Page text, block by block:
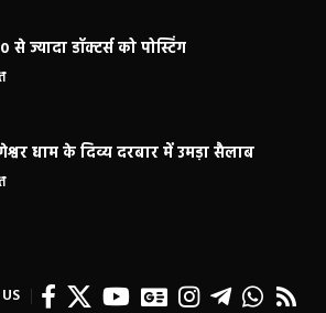
से ज्यादा डॉक्टर्स को पोस्टिंग
धाम के दिव्य दरबार में उमड़ा सैलाब